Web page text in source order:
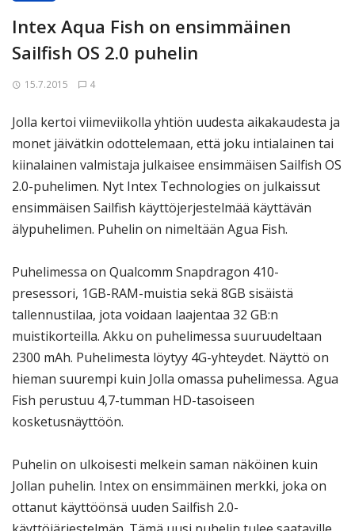
Intex Aqua Fish on ensimmäinen
Sailfish OS 2.0 puhelin
15.7.2015 4
Jolla kertoi viimeviikolla yhtiön uudesta aikakaudesta ja
monet jäivätkin odottelemaan, että joku intialainen tai
kiinalainen valmistaja julkaisee ensimmäisen Sailfish OS
2.0-puhelimen. Nyt Intex Technologies on julkaissut
ensimmäisen Sailfish käyttöjerjestelmää käyttävän
älypuhelimen. Puhelin on nimeltään Agua Fish.
Puhelimessa on Qualcomm Snapdragon 410-
presessori, 1GB-RAM-muistia sekä 8GB sisäistä
tallennustilaa, jota voidaan laajentaa 32 GB:n
muistikorteilla. Akku on puhelimessa suuruudeltaan
2300 mAh. Puhelimesta löytyy 4G-yhteydet. Näyttö on
hieman suurempi kuin Jolla omassa puhelimessa. Agua
Fish perustuu 4,7-tumman HD-tasoiseen
kosketusnäyttöön.
Puhelin on ulkoisesti melkein saman näköinen kuin
Jollan puhelin. Intex on ensimmäinen merkki, joka on
ottanut käyttöönsä uuden Sailfish 2.0-